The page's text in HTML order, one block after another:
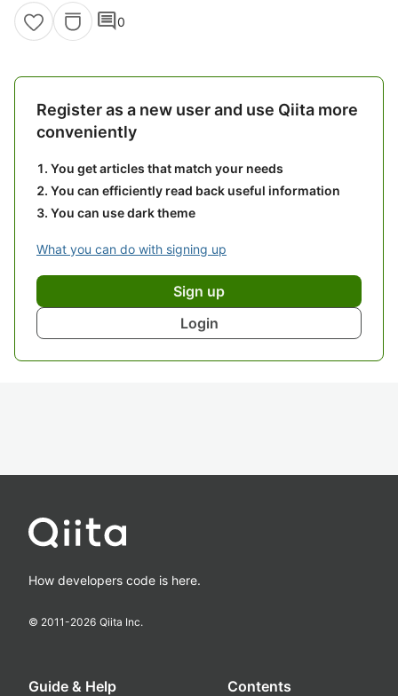
comment0
Register as a new user and use Qiita more
conveniently
You get articles that match your needs
You can efficiently read back useful information
You can use dark theme
What you can do with signing up
Sign up
Login
How developers code is here.
© 2011-2026 Qiita Inc.
Guide & Help Contents